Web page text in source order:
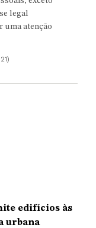
legal
atenção
edifícios às
urbana